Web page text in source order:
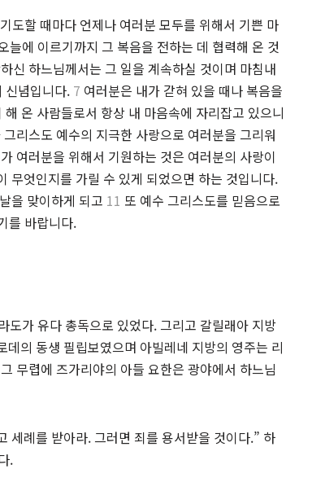
기도할 때마다 언제나 여러분 모두를 위해서 기쁜 마
에 이르기까지 그 복음을 전하는 데 협력해 온 것
신 하느님께서는 그 일을 계속하실 것이며 마침내
신념입니다. 7 여러분은 내가 갇혀 있을 때나 복음을
온 사람들로서 항상 내 마음속에 자리잡고 있으니
그리스도 예수의 지극한 사랑으로 여러분을 그리워
여러분을 위해서 기원하는 것은 여러분의 사랑이
무엇인지를 가릴 수 있게 되었으면 하는 것입니다.
을 맞이하게 되고 11 또 예수 그리스도를 믿음으로
를 바랍니다.
도가 유다 총독으로 있었다. 그리고 갈릴래아 지방
의 동생 필립보였으며 아빌레네 지방의 영주는 리
무렵에 즈가리야의 아들 요한은 광야에서 하느님
세례를 받아라. 그러면 죄를 용서받을 것이다.” 하
.